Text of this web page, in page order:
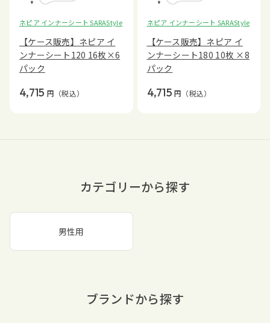
ネピア インナーシート SARAStyle
【ケース販売】ネピア イ
ンナーシート120 16枚×6
パック
4,715 円 （税込）
ネピア インナーシート SARAStyle
【ケース販売】ネピア イ
ンナーシート180 10枚 ×8
パック
4,715 円 （税込）
カテゴリーから探す
男性用
ブランドから探す